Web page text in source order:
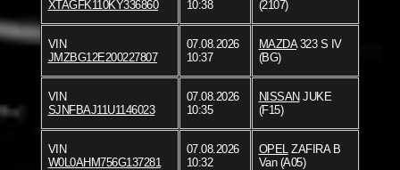
XTAGFK110KY336860
10:38
(2107)
VIN
JMZBG12E200227807
07.08.2026
10:37
MAZDA323 S IV
(BG)
VIN
SJNFBAJ11U1146023
07.08.2026
10:35
NISSAN JUKE
(F15)
VIN
W0L0AHM756G137281
07.08.2026
10:32
OPELZAFIRA B
Van (A05)